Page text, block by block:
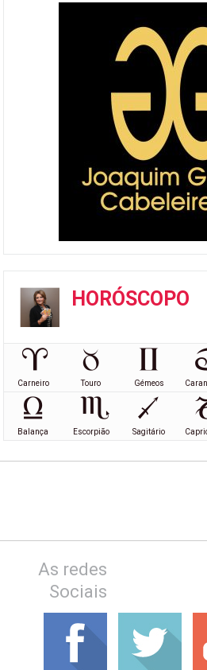
HORÓSCOPO
Carneiro Touro Gémeos
Balança Escorpião Sagitário
As redes
Sociais